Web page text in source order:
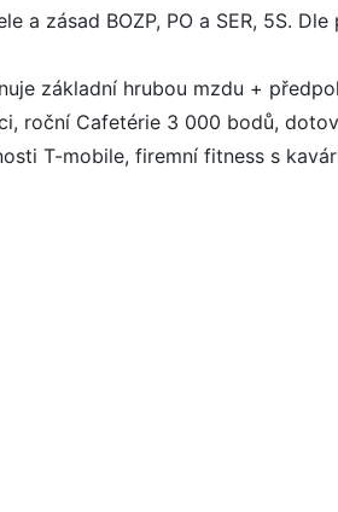
a zásad BOZP, PO a SER, 5S.
základní hrubou mzdu +
roční Cafetérie 3 000 bodů,
T-mobile, firemní fitness s